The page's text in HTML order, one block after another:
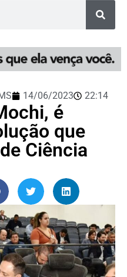
14/06/2023 22:14
é
que
Ciência